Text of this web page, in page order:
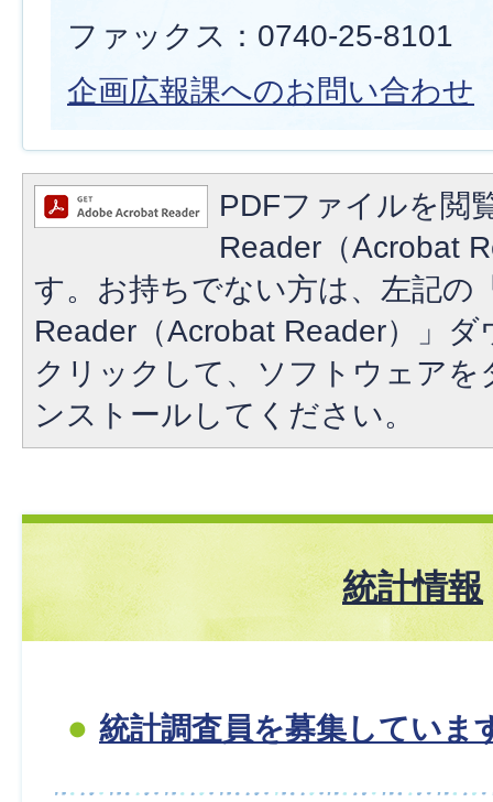
ファックス：0740-25-8101
企画広報課へのお問い合わせ
PDFファイルを閲
Reader（Acrobat
す。お持ちでない方は、左記の
Reader（Acrobat Reader）」
クリックして、ソフトウェア
ンストールしてください。
統計情報
統計調査員を募集していま